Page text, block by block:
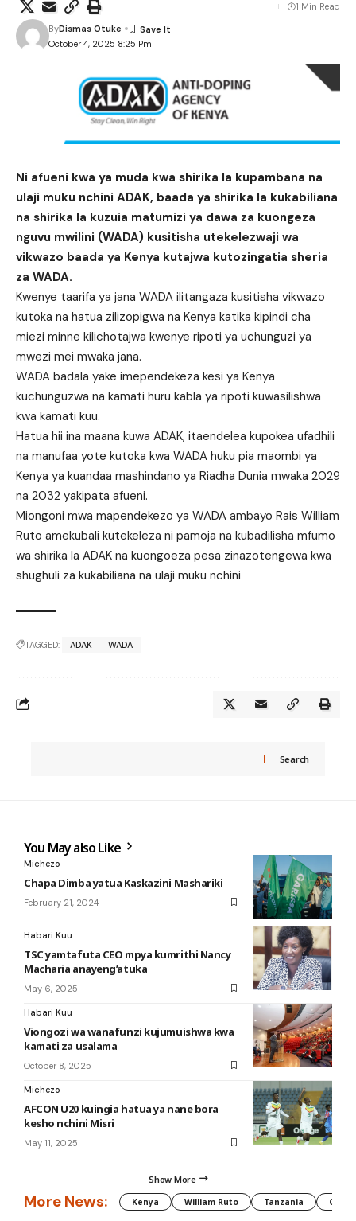
October 4, 2025 8:25 Pm
ByDismas Otuke
1 Min Read
Ni afueni kwa ya muda kwa shirika la kupambana na
ulaji muku nchini ADAK, baada ya shirika la kukabiliana
na shirika la kuzuia matumizi ya dawa za kuongeza
nguvu mwilini (WADA) kusitisha utekelezwaji wa
vikwazo baada ya Kenya kutajwa kutozingatia sheria
za WADA.
Kwenye taarifa ya jana WADA ilitangaza kusitisha vikwazo
kutoka na hatua zilizopigwa na Kenya katika kipindi cha
miezi minne kilichotajwa kwenye ripoti ya uchunguzi ya
mwezi mei mwaka jana.
WADA badala yake imependekeza kesi ya Kenya
kuchunguzwa na kamati huru kabla ya ripoti kuwasilishwa
kwa kamati kuu.
Hatua hii ina maana kuwa ADAK, itaendelea kupokea ufadhili
na manufaa yote kutoka kwa WADA huku pia maombi ya
Kenya ya kuandaa mashindano ya Riadha Dunia mwaka 2029
na 2032 yakipata afueni.
Miongoni mwa mapendekezo ya WADA ambayo Rais William
Ruto amekubali kutekeleza ni pamoja na kubadilisha mfumo
wa shirika la ADAK na kuongoeza pesa zinazotengewa kwa
shughuli za kukabiliana na ulaji muku nchini
TAGGED: ADAK WADA
Search
You May also Like
Michezo
Chapa Dimba yatua Kaskazini Mashariki
February 21, 2024
Habari Kuu
TSC yamtafuta CEO mpya kumrithi Nancy
Macharia anayeng’atuka
May 6, 2025
Habari Kuu
Viongozi wa wanafunzi kujumuishwa kwa
kamati za usalama
October 8, 2025
Michezo
AFCON U20 kuingia hatua ya nane bora
kesho nchini Misri
May 11, 2025
Show More
More News: Kenya William Ruto Tanzania CAF